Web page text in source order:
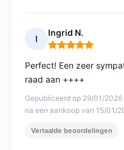
I
Ingrid N.
Opmerking: 5 van
Gepubliceerd op 29/01/2026
na een aankoop van 15/01/
Perfect! Een zeer
raad aan ++++
Vertaalde beoordelingen